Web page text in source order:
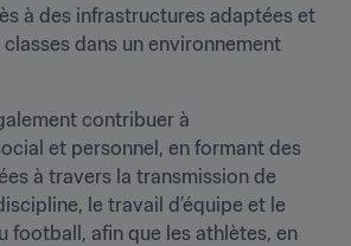
à des infrastructures adaptées et
dans un environnement
contribuer à
et personnel, en formant des
à travers la transmission de
le travail d’équipe et le
football, afin que les athlètes, en